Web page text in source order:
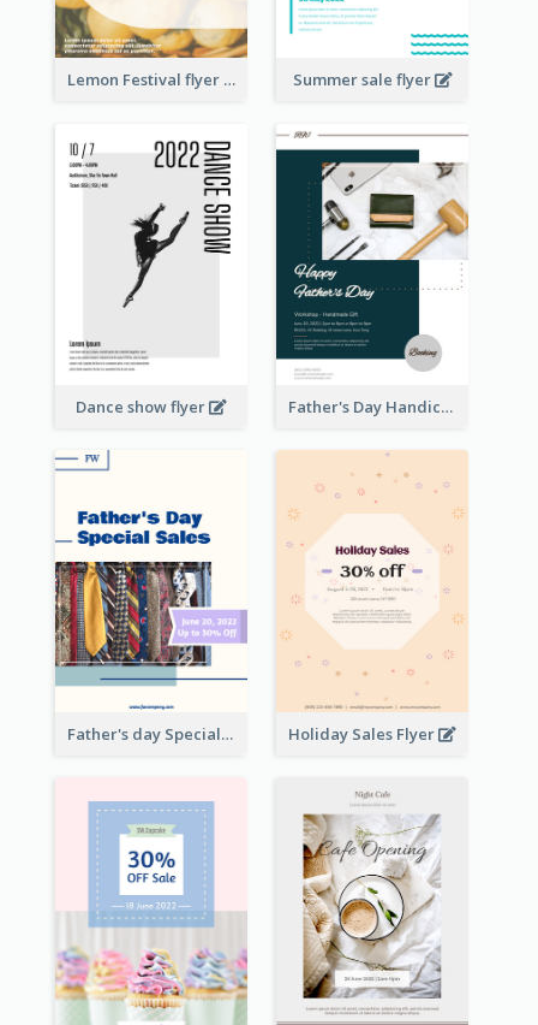
Lemon Festival flyer Summer sale flyer
Dance show flyer Father's Day Handicrafts Workshop Flyer
Father's day Special Sale Flyer Holiday Sales Flyer